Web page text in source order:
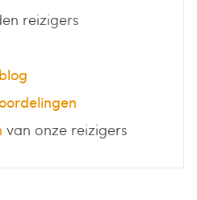
reizigers
blog
van onze reizigers